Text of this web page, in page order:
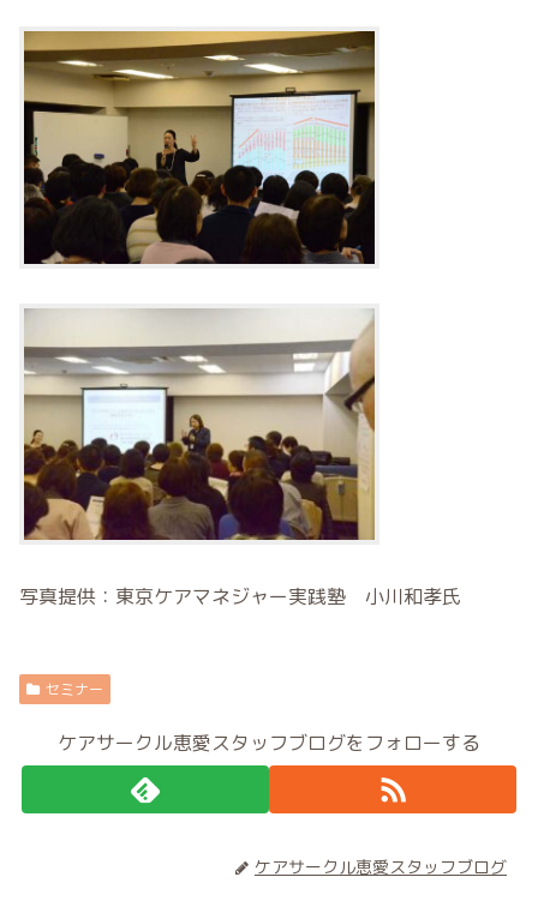
写真提供：東京ケアマネジャー実践塾 小川和孝氏
セミナー
ケアサークル恵愛スタッフブログをフォローする
ケアサークル恵愛スタッフブログ